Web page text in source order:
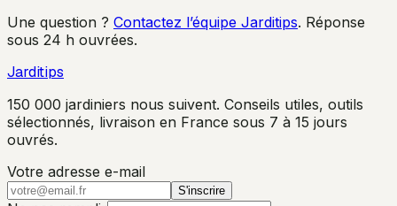
Une question ? Contactez l’équipe Jarditips. Réponse
sous 24 h ouvrées.
Jarditips
150 000 jardiniers nous suivent. Conseils utiles, outils
sélectionnés, livraison en France sous 7 à 15 jours
ouvrés.
Votre adresse e-mail
S'inscrire